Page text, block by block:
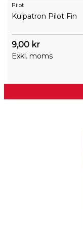
Pilot
Kulpatron Pilot Fin
9,00 kr
Exkl. moms